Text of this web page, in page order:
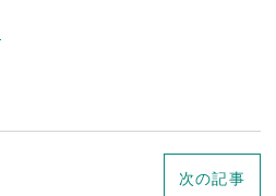
次の記事